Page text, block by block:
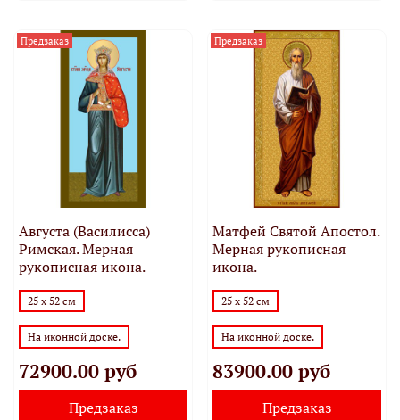
Предзаказ
Августа (Василисса)
Римская. Мерная
рукописная икона.
25 х 52 см
На иконной доске.
72900.00 руб
Предзаказ
Предзаказ
Матфей Святой Апостол.
Мерная рукописная
икона.
25 х 52 см
На иконной доске.
83900.00 руб
Предзаказ